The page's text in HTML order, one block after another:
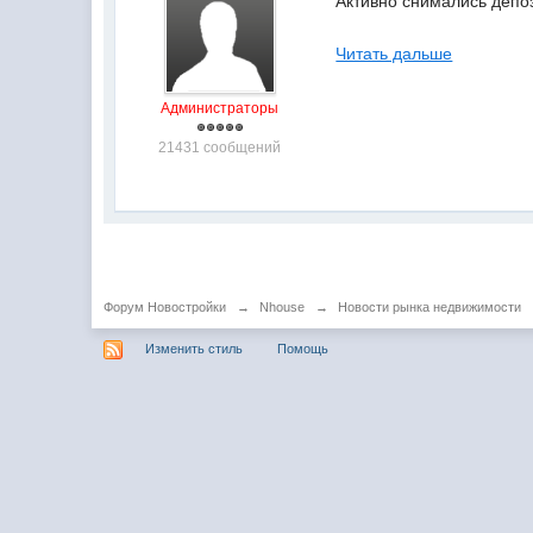
Администраторы
21431 сообщений
Читать дальше
Форум Новостройки → Nhouse → Новости рынка недвижимости
Изменить стиль Помощь